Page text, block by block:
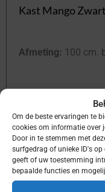
Om de beste ervaringen te
cookies om informatie over
Door in te stemmen met
surfgedrag of unieke ID's
geeft of uw toestemming
bepaalde functies en
Kast Mango Zwart
Afmeting: 100 cm.